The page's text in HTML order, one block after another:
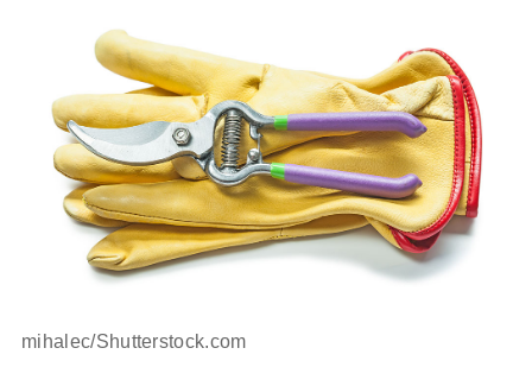
mihalec/Shutterstock.com